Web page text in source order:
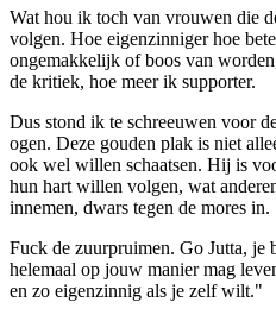
Wat hou ik toch van vrouwen die
volgen. Hoe eigenzinniger hoe
ongemakkelijk of boos van
de kritiek, hoe meer ik supporter.
Dus stond ik te schreeuwen voor
ogen. Deze gouden plak is niet
ook wel willen schaatsen. Hij is
hun hart willen volgen, wat
innemen, dwars tegen de mores in.
Fuck de zuurpruimen. Go Jutta, je
helemaal op jouw manier mag
en zo eigenzinnig als je zelf wilt."